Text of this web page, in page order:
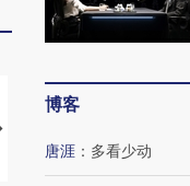
视线｜“入侵”还是“人道危
机”？难民潮撕裂西班牙
博客
唐涯 ： 多看少动